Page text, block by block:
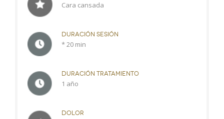
Cara cansada
DURACIÓN SESIÓN
* 20 min
DURACIÓN TRATAMIENTO
1 año
DOLOR